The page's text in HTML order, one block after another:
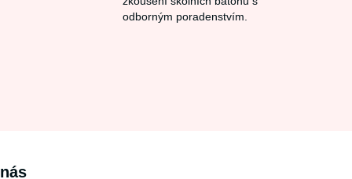
odborným poradenstvím.